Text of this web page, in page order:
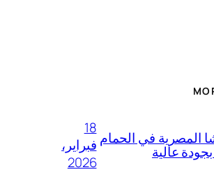
المصرية في الحمام
18
فبراير،
2026